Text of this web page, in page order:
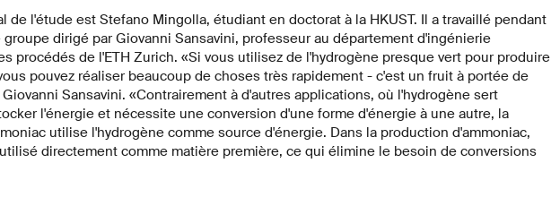
de l'étude est Stefano Mingolla, étudiant en doctorat à la HKUST. Il a travaillé pendant
dirigé par Giovanni Sansavini, professeur au département d'ingénierie
procédés de l'ETH Zurich. «Si vous utilisez de l'hydrogène presque vert pour produire
pouvez réaliser beaucoup de choses très rapidement - c'est un fruit à portée de
Sansavini. «Contrairement à d'autres applications, où l'hydrogène sert
l'énergie et nécessite une conversion d'une forme d'énergie à une autre, la
utilise l'hydrogène comme source d'énergie. Dans la production d'ammoniac,
directement comme matière première, ce qui élimine le besoin de conversions